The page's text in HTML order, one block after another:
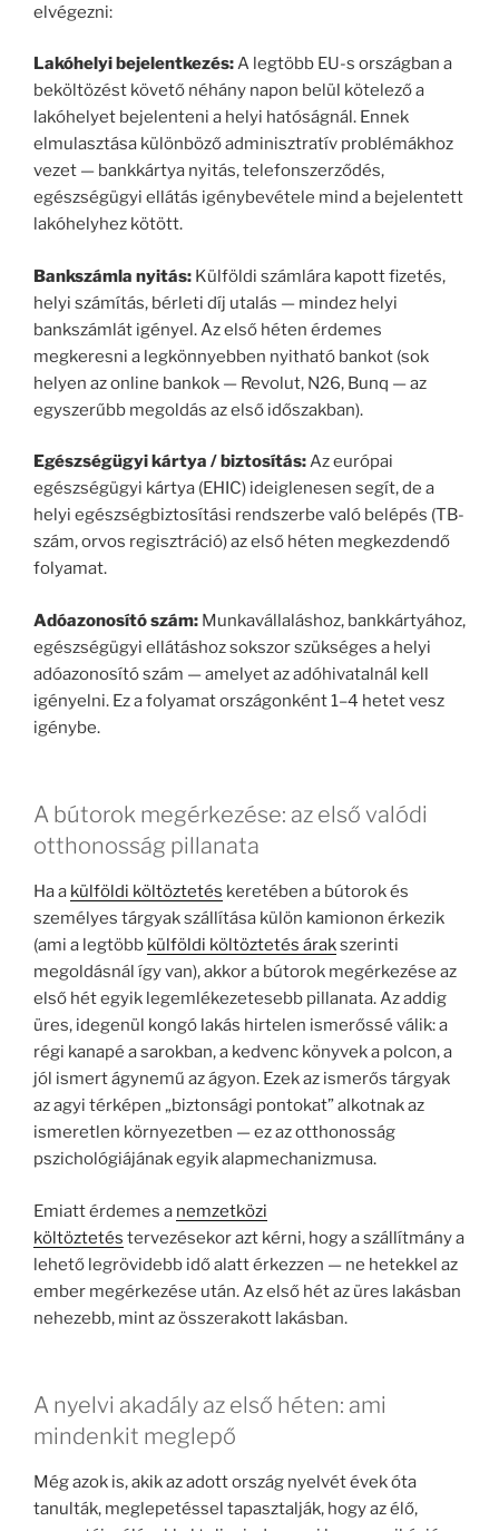
elvégezni:
Lakóhelyi bejelentkezés:A legtöbb EU-s országban a
beköltözést követő néhány napon belül kötelező a
lakóhelyet bejelenteni a helyi hatóságnál. Ennek
elmulasztása különböző adminisztratív problémákhoz
vezet — bankkártya nyitás, telefonszerződés,
egészségügyi ellátás igénybevétele mind a bejelentett
lakóhelyhez kötött.
Bankszámla nyitás: Külföldi számlára kapott fizetés,
helyi számítás, bérleti díj utalás — mindez helyi
bankszámlát igényel. Az első héten érdemes
megkeresni a legkönnyebben nyitható bankot (sok
helyen az online bankok — Revolut, N26, Bunq — az
egyszerűbb megoldás az első időszakban).
Egészségügyi kártya / biztosítás:Az európai
egészségügyi kártya (EHIC) ideiglenesen segít, de a
helyi egészségbiztosítási rendszerbe való belépés (TB-
szám, orvos regisztráció) az első héten megkezdendő
folyamat.
Adóazonosító szám: Munkavállaláshoz, bankkártyához,
egészségügyi ellátáshoz sokszor szükséges a helyi
adóazonosító szám — amelyet az adóhivatalnál kell
igényelni. Ez a folyamat országonként 1–4 hetet vesz
igénybe.
A bútorok megérkezése: az első valódi
otthonosság pillanata
Ha a külföldi költöztetés keretében a bútorok és
személyes tárgyak szállítása külön kamionon érkezik
(ami a legtöbb külföldi költöztetés árakszerinti
megoldásnál így van), akkor a bútorok megérkezése az
első hét egyik legemlékezetesebb pillanata. Az addig
üres, idegenül kongó lakás hirtelen ismerőssé válik: a
régi kanapé a sarokban, a kedvenc könyvek a polcon, a
jól ismert ágynemű az ágyon. Ezek az ismerős tárgyak
az agyi térképen „biztonsági pontokat” alkotnak az
ismeretlen környezetben — ez az otthonosság
pszichológiájának egyik alapmechanizmusa.
Emiatt érdemes a nemzetközi
költöztetés tervezésekor azt kérni, hogy a szállítmány a
lehető legrövidebb idő alatt érkezzen — ne hetekkel az
ember megérkezése után. Az első hét az üres lakásban
nehezebb, mint az összerakott lakásban.
A nyelvi akadály az első héten: ami
mindenkit meglepő
Még azok is, akik az adott ország nyelvét évek óta
tanulták, meglepetéssel tapasztalják, hogy az élő,